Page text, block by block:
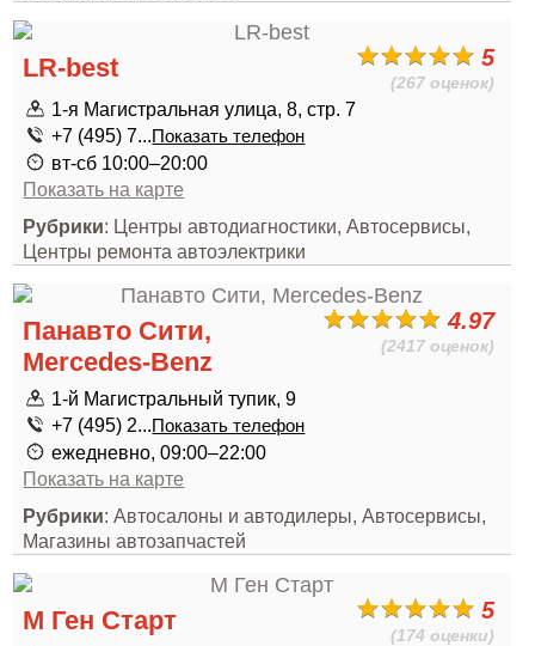
5
(267 оценок)
LR-best
1-я Магистральная улица, 8, стр. 7
+7 (495) 7...Показать телефон
вт-сб 10:00–20:00
Показать на карте
Рубрики: Центры автодиагностики, Автосервисы,
Центры ремонта автоэлектрики
4.97
(2417 оценок)
Панавто Сити,
Mercedes-Benz
1-й Магистральный тупик, 9
+7 (495) 2...Показать телефон
ежедневно, 09:00–22:00
Показать на карте
Рубрики: Автосалоны и автодилеры, Автосервисы,
Магазины автозапчастей
5
(174 оценки)
М Ген Старт